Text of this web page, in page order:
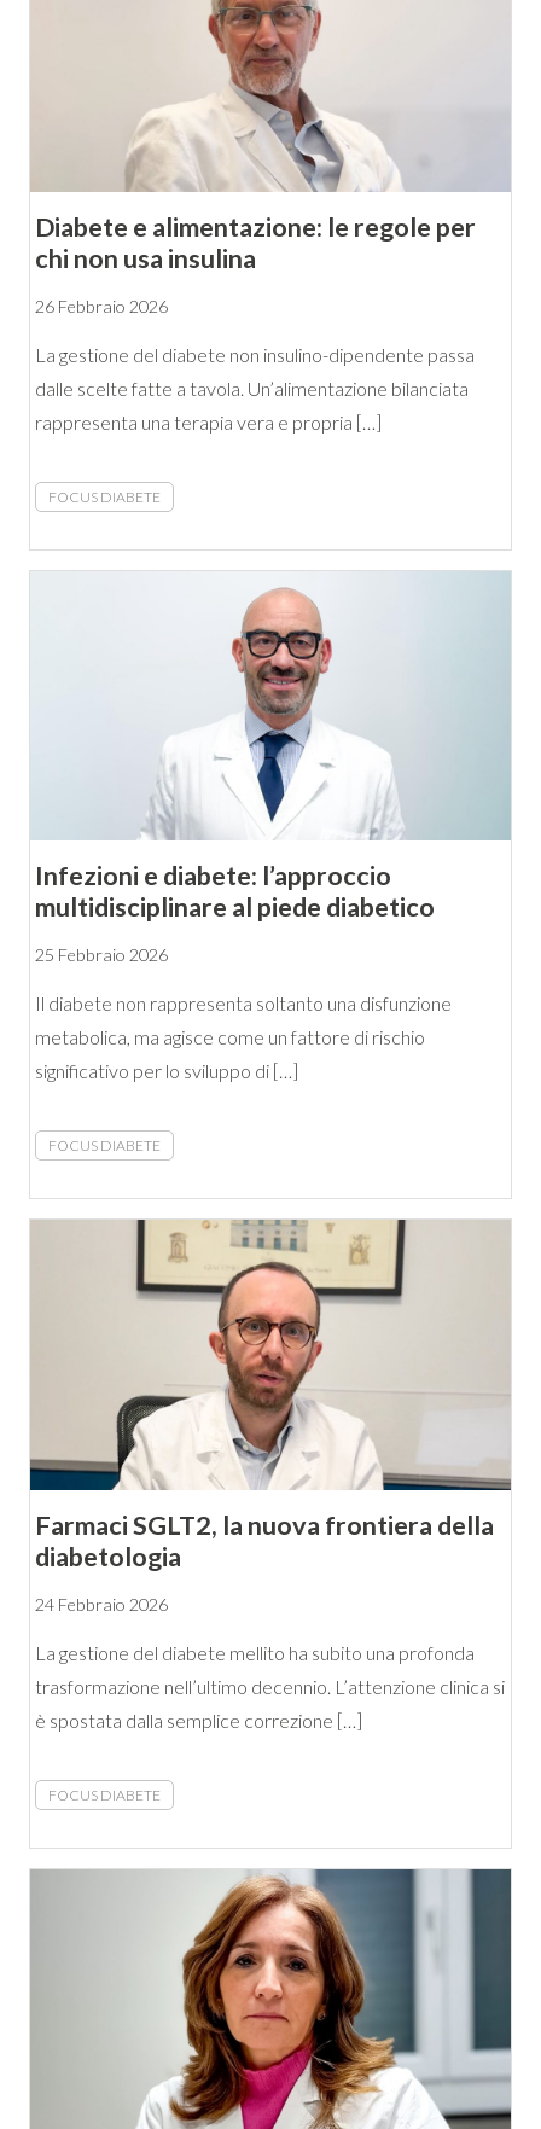
Diabete e alimentazione: le regole per
chi non usa insulina
26 Febbraio 2026
La gestione del diabete non insulino-dipendente passa
dalle scelte fatte a tavola. Un’alimentazione bilanciata
rappresenta una terapia vera e propria […]
FOCUS DIABETE
Infezioni e diabete: l’approccio
multidisciplinare al piede diabetico
25 Febbraio 2026
Il diabete non rappresenta soltanto una disfunzione
metabolica, ma agisce come un fattore di rischio
significativo per lo sviluppo di […]
FOCUS DIABETE
Farmaci SGLT2, la nuova frontiera della
diabetologia
24 Febbraio 2026
La gestione del diabete mellito ha subito una profonda
trasformazione nell’ultimo decennio. L’attenzione clinica si
è spostata dalla semplice correzione […]
FOCUS DIABETE